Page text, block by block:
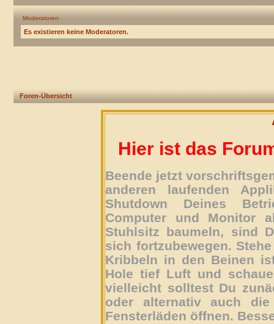
Moderatoren
Es existieren keine Moderatoren.
Foren-Übersicht
Hier ist das
Beende jetzt
anderen laufenden
Shutdown Deines
Computer und Monitor
Stuhlsitz baumeln, sind
sich fortzubewegen.
Kribbeln in den Beinen
Hole tief Luft und
vielleicht solltest Du
oder alternativ auch
Fensterläden öffnen.